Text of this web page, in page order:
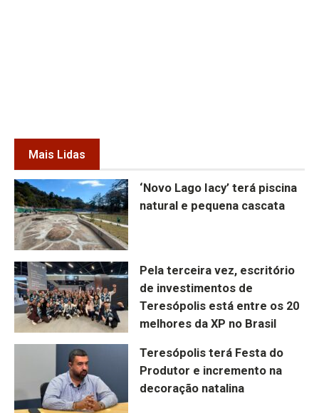
Mais Lidas
‘Novo Lago Iacy’ terá piscina
natural e pequena cascata
Pela terceira vez, escritório
de investimentos de
Teresópolis está entre os 20
melhores da XP no Brasil
Teresópolis terá Festa do
Produtor e incremento na
decoração natalina